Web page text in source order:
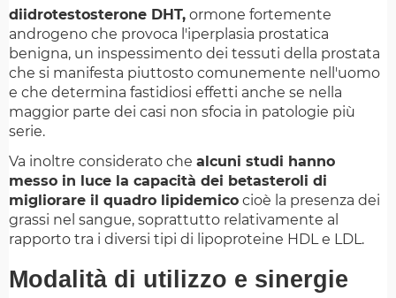
diidrotestosterone DHT, ormone fortemente
androgeno che provoca l'iperplasia prostatica
benigna, un inspessimento dei tessuti della prostata
che si manifesta piuttosto comunemente nell'uomo
e che determina fastidiosi effetti anche se nella
maggior parte dei casi non sfocia in patologie più
serie.
Va inoltre considerato che alcuni studi hanno
messo in luce la capacità dei betasteroli di
migliorare il quadro lipidemico cioè la presenza dei
grassi nel sangue, soprattutto relativamente al
rapporto tra i diversi tipi di lipoproteine HDL e LDL.
Modalità di utilizzo e sinergie